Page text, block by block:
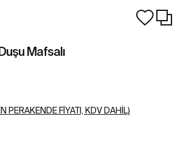
Mafsalı
PERAKENDE FIYATI, KDV DAHIL)